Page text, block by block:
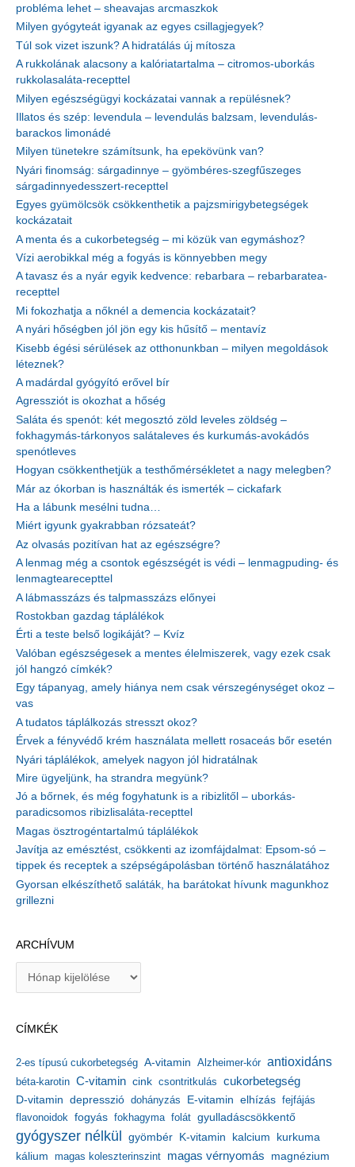
probléma lehet – sheavajas arcmaszkok
Milyen gyógyteát igyanak az egyes csillagjegyek?
Túl sok vizet iszunk? A hidratálás új mítosza
A rukkolának alacsony a kalóriatartalma – citromos-uborkás
rukkolasaláta-recepttel
Milyen egészségügyi kockázatai vannak a repülésnek?
Illatos és szép: levendula – levendulás balzsam, levendulás-
barackos limonádé
Milyen tünetekre számítsunk, ha epekövünk van?
Nyári finomság: sárgadinnye – gyömbéres-szegfűszeges
sárgadinnyedesszert-recepttel
Egyes gyümölcsök csökkenthetik a pajzsmirigybetegségek
kockázatait
A menta és a cukorbetegség – mi közük van egymáshoz?
Vízi aerobikkal még a fogyás is könnyebben megy
A tavasz és a nyár egyik kedvence: rebarbara – rebarbaratea-
recepttel
Mi fokozhatja a nőknél a demencia kockázatait?
A nyári hőségben jól jön egy kis hűsítő – mentavíz
Kisebb égési sérülések az otthonunkban – milyen megoldások
léteznek?
A madárdal gyógyító erővel bír
Agressziót is okozhat a hőség
Saláta és spenót: két megosztó zöld leveles zöldség –
fokhagymás-tárkonyos salátaleves és kurkumás-avokádós
spenótleves
Hogyan csökkenthetjük a testhőmérsékletet a nagy melegben?
Már az ókorban is használták és ismerték – cickafark
Ha a lábunk mesélni tudna…
Miért igyunk gyakrabban rózsateát?
Az olvasás pozitívan hat az egészségre?
A lenmag még a csontok egészségét is védi – lenmagpuding- és
lenmagtearecepttel
A lábmasszázs és talpmasszázs előnyei
Rostokban gazdag táplálékok
Érti a teste belső logikáját? – Kvíz
Valóban egészségesek a mentes élelmiszerek, vagy ezek csak
jól hangzó címkék?
Egy tápanyag, amely hiánya nem csak vérszegénységet okoz –
vas
A tudatos táplálkozás stresszt okoz?
Érvek a fényvédő krém használata mellett rosaceás bőr esetén
Nyári táplálékok, amelyek nagyon jól hidratálnak
Mire ügyeljünk, ha strandra megyünk?
Jó a bőrnek, és még fogyhatunk is a ribizlitől – uborkás-
paradicsomos ribizlisaláta-recepttel
Magas ösztrogéntartalmú táplálékok
Javítja az emésztést, csökkenti az izomfájdalmat: Epsom-só –
tippek és receptek a szépségápolásban történő használatához
Gyorsan elkészíthető saláták, ha barátokat hívunk magunkhoz
grillezni
ARCHÍVUM
í
u
m
CÍMKÉK
2-es típusú cukorbetegség A-vitamin Alzheimer-kór antioxidáns
béta-karotin C-vitamin cink csontritkulás cukorbetegség
D-vitamin depresszió dohányzás E-vitamin elhízás fejfájás
flavonoidok fogyás fokhagyma folát gyulladáscsökkentő
gyógyszer nélkül gyömbér K-vitamin kalcium kurkuma
kálium magas koleszterinszint magas vérnyomás magnézium